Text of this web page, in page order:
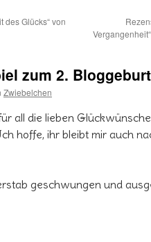
des Glücks“ von
zum 2.
Zwiebelchen
all die lieben
hoffe, ihr bleibt mir auch
geschwungen und